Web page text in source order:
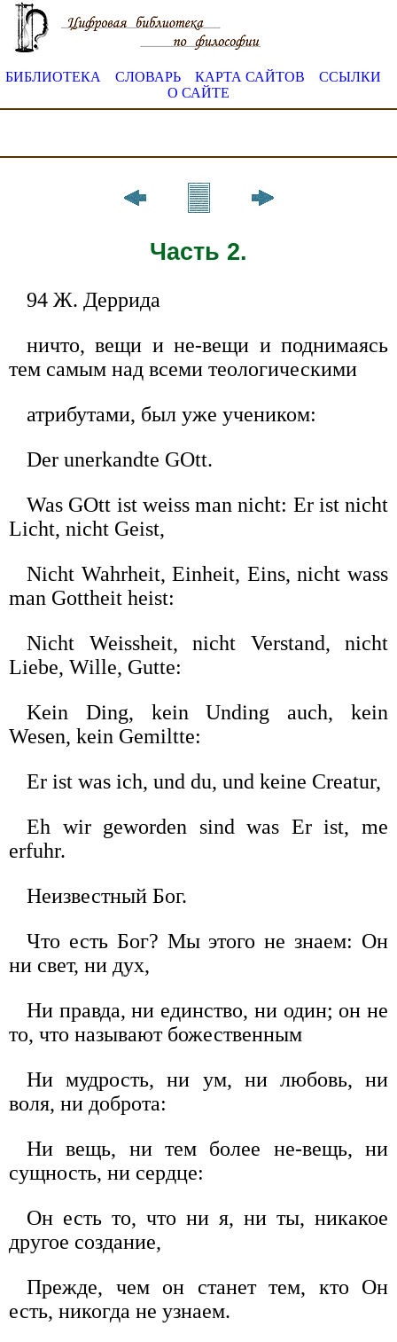
БИБЛИОТЕКА СЛОВАРЬ КАРТА САЙТОВ
ССЫЛКИ
О САЙТЕ
Часть 2.
94 Ж. Деррида
ничто, вещи и не-вещи и поднимаясь
тем самым над всеми теологическими
атрибутами, был уже учеником:
Der unerkandte GOtt.
Was GOtt ist weiss man nicht: Er ist nicht
Licht, nicht Geist,
Nicht Wahrheit, Einheit, Eins, nicht wass
man Gottheit heist:
Nicht Weissheit, nicht Verstand, nicht
Liebe, Wille, Gutte:
Kein Ding, kein Unding auch, kein
Wesen, kein Gemiltte:
Er ist was ich, und du, und keine Creatur,
Eh wir geworden sind was Er ist, me
erfuhr.
Неизвестный Бог.
Что есть Бог? Мы этого не знаем: Он
ни свет, ни дух,
Ни правда, ни единство, ни один; он не
то, что называют божественным
Ни мудрость, ни ум, ни любовь, ни
воля, ни доброта:
Ни вещь, ни тем более не-вещь, ни
сущность, ни сердце:
Он есть то, что ни я, ни ты, никакое
другое создание,
Прежде, чем он станет тем, кто Он
есть, никогда не узнаем.